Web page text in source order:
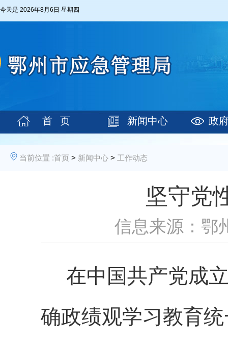
今天是 2026年8月6日 星期四
首 页 新闻中心 政
当前位置 :首页 > 新闻中心 > 工作动态
坚守党
信息来源：鄂
在中国共产党成
确政绩观学习教育